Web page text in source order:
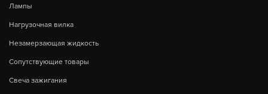
Лампы
Нагрузочная вилка
Незамерзающая жидкость
Сопутствующие товары
Свеча зажигания